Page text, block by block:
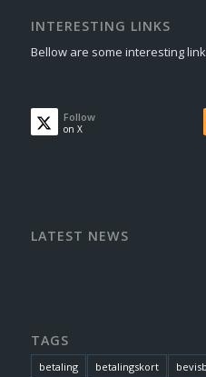
INTERESTING LINKS
Bellow are some interesting
Follow
on X
LATEST NEWS
TAGS
betaling betalingskort